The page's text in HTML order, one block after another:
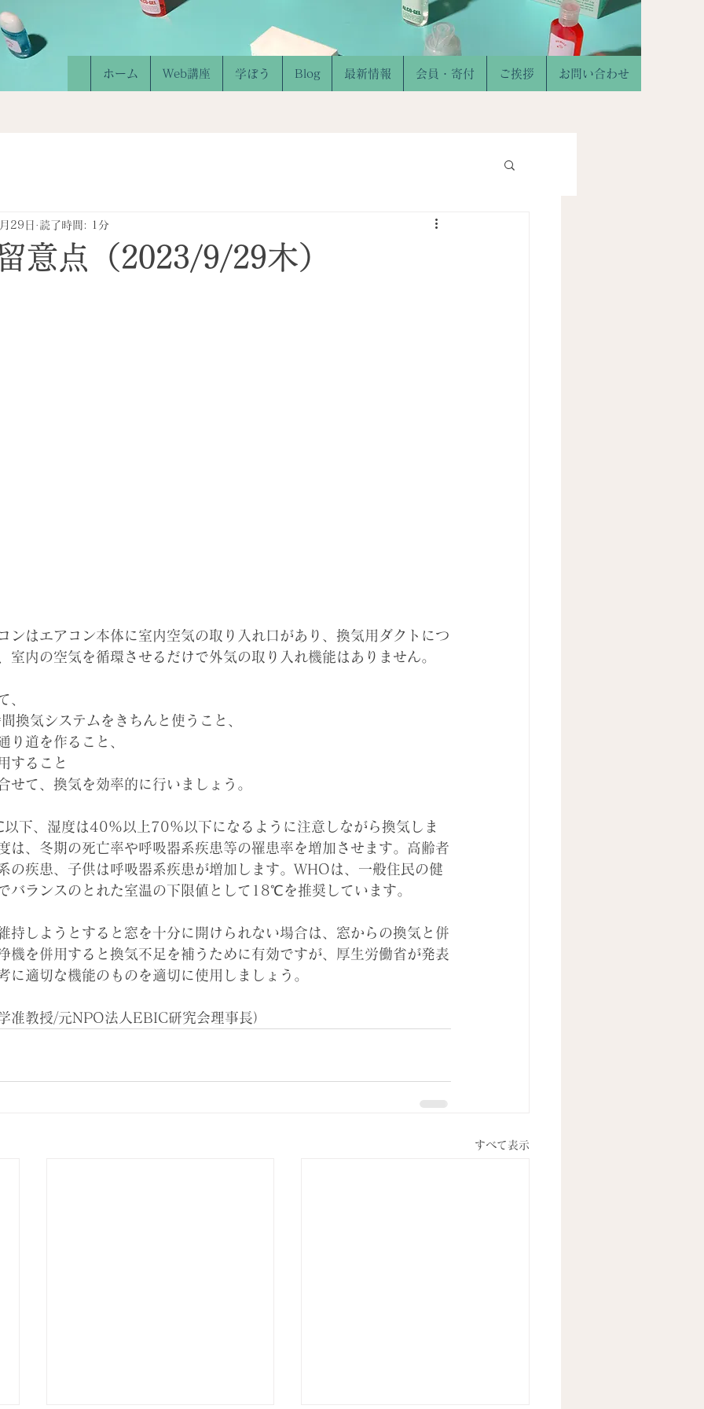
ホーム Web講座 学ぼう Blog 最新情報 会員・寄付 ご挨拶 お問い合わせ
意点（2023/9/29木）
29日 読了時間: 1分
ンはエアコン本体に室内空気の取り入れ口があり、換気用ダクトにつ
室内の空気を循環させるだけで外気の取り入れ機能はありません。
、
換気システムをきちんと使うこと、
道を作ること、
すること
せて、換気を効率的に行いましょう。
下、湿度は40%以上70%以下になるように注意しながら換気しま
は、冬期の死亡率や呼吸器系疾患等の罹患率を増加させます。高齢者
の疾患、子供は呼吸器系疾患が増加します。WHOは、一般住民の健
バランスのとれた室温の下限値として18℃を推奨しています。
持しようとすると窓を十分に開けられない場合は、窓からの換気と併
機を併用すると換気不足を補うために有効ですが、厚生労働省が発表
に適切な機能のものを適切に使用しましょう。
准教授/元NPO法人EBIC研究会理事長）
すべて表示